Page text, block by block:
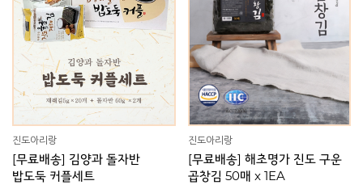
진도아리랑
[무료배송] 김양과 돌자반
밥도둑 커플세트
진도아리랑
[무료배송] 해초명가 진도 구운
곱창김 50매 x 1EA